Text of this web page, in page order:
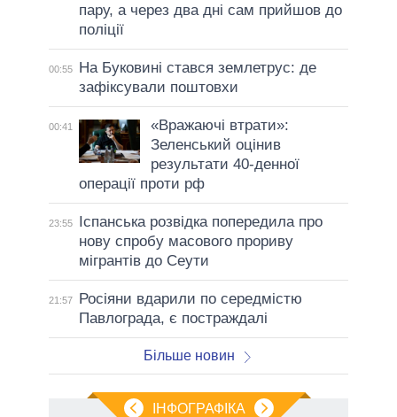
пару, а через два дні сам прийшов до
поліції
00:55
На Буковині стався землетрус: де
зафіксували поштовхи
00:41
«Вражаючі втрати»:
Зеленський оцінив
результати 40-денної
операції проти рф
23:55
Іспанська розвідка попередила про
нову спробу масового прориву
мігрантів до Сеути
21:57
Росіяни вдарили по середмістю
Павлограда, є постраждалі
Більше новин
ІНФОГРАФІКА